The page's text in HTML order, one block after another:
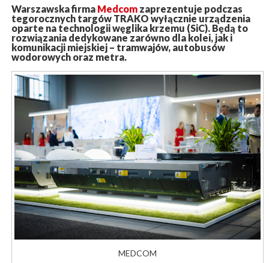
Warszawska firma Medcomzaprezentuje podczas
tegorocznych targów TRAKO wyłącznie urządzenia
oparte na technologii węglika krzemu (SiC). Będą to
rozwiązania dedykowane zarówno dla kolei, jak i
komunikacji miejskiej – tramwajów, autobusów
wodorowych oraz metra.
MEDCOM